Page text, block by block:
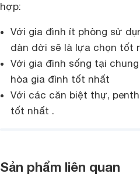
hợp:
Với gia đình ít phòng sử
dàn dời sẽ là lựa chọn tốt
Với gia đình sống tại
hòa gia đình tốt nhất
Với các căn biệt thự,
tốt nhất .
Sản phẩm liên quan